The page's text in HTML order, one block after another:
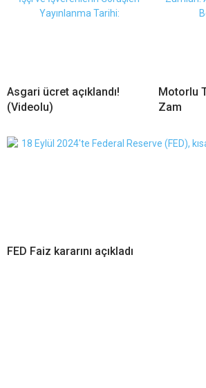
Asgari ücret açıklandı!
(Videolu)
Motorlu
Zam
FED Faiz kararını açıkladı